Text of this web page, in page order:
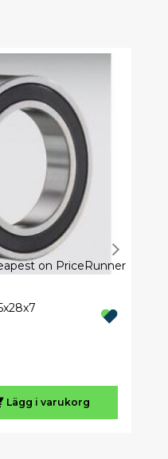
Lägg i varukorg